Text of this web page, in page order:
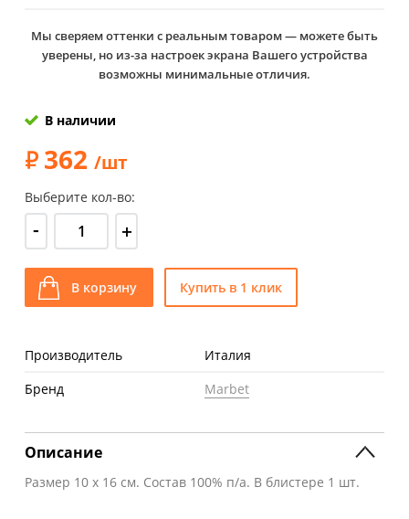
Мы сверяем оттенки с реальным товаром — можете быть
уверены, но из-за настроек экрана Вашего устройства
возможны минимальные отличия.
В наличии
362 /шт
Выберите кол-во:
- +
В корзину Купить в 1 клик
Производитель
Италия
Бренд
Marbet
Описание
Размер 10 х 16 см. Состав 100% п/а. В блистере 1 шт.